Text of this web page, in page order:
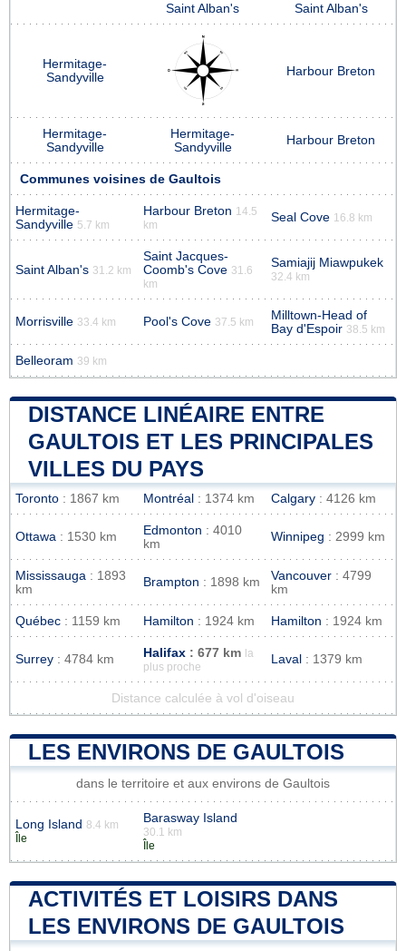
Saint Alban's Saint Alban's
Hermitage-
Sandyville
Harbour Breton
Hermitage-
Sandyville
Hermitage-
Sandyville
Harbour Breton
Communes voisines de Gaultois
Hermitage-
Sandyville 5.7 km
Harbour Breton 14.5
km
Seal Cove 16.8 km
Saint Alban's 31.2 km
Saint Jacques-
Coomb's Cove 31.6
km
Samiajij Miawpukek
32.4 km
Morrisville 33.4 km Pool's Cove 37.5 km
Milltown-Head of
Bay d'Espoir 38.5 km
Belleoram 39 km
DISTANCE LINÉAIRE ENTRE
GAULTOIS ET LES PRINCIPALES
VILLES DU PAYS
Toronto : 1867 km Montréal : 1374 km Calgary : 4126 km
Ottawa : 1530 km Edmonton : 4010
km
Winnipeg : 2999 km
Mississauga : 1893
km
Brampton : 1898 km Vancouver : 4799
km
Québec : 1159 km Hamilton : 1924 km Hamilton : 1924 km
Surrey : 4784 km Halifax : 677 km
la
plus proche
Laval : 1379 km
Distance calculée à vol d'oiseau
LES ENVIRONS DE GAULTOIS
dans le territoire et aux environs de Gaultois
Long Island 8.4 km
Île
Barasway Island
30.1 km
Île
ACTIVITÉS ET LOISIRS DANS
LES ENVIRONS DE GAULTOIS